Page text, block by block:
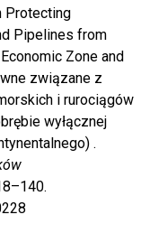
Protecting
Pipelines from
Zone and
związane z
i rurociągów
wyłącznej
.